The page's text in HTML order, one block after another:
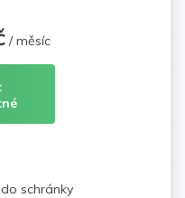
/ měsíc
schránky